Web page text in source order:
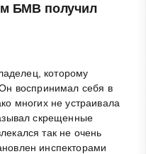
БМВ получил
которому
воспринимал себя в
многих не устраивала
скрещенные
так не очень
инспекторами